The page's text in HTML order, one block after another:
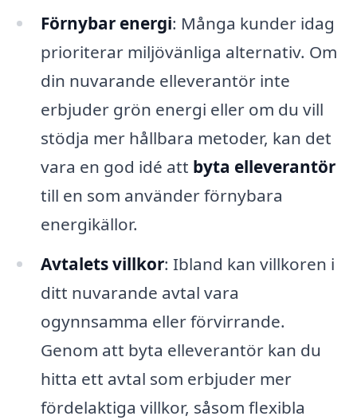
Förnybar energi: Många kunder idag
prioriterar miljövänliga alternativ. Om
din nuvarande elleverantör inte
erbjuder grön energi eller om du vill
stödja mer hållbara metoder, kan det
vara en god idé att byta elleverantör
till en som använder förnybara
energikällor.
Avtalets villkor: Ibland kan villkoren i
ditt nuvarande avtal vara
ogynnsamma eller förvirrande.
Genom att byta elleverantör kan du
hitta ett avtal som erbjuder mer
fördelaktiga villkor, såsom flexibla